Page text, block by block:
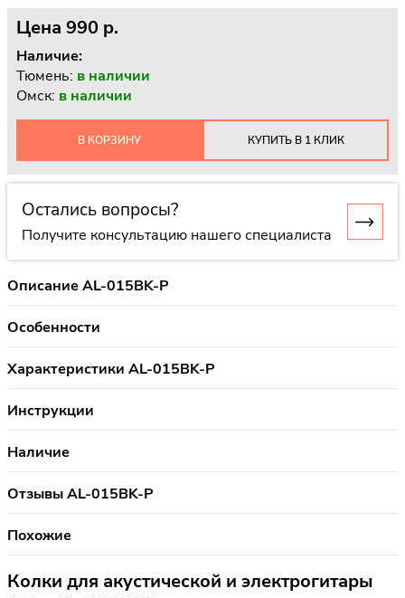
Цена 990 p.
Наличие:
Тюмень: в наличии
Омск: в наличии
В КОРЗИНУ КУПИТЬ В 1 КЛИК
Остались вопросы?
Получите консультацию нашего специалиста
Описание AL-015BK-P
Особенности
Характеристики AL-015BK-P
Инструкции
Наличие
Отзывы AL-015BK-P
Похожие
Колки для акустической и электрогитары